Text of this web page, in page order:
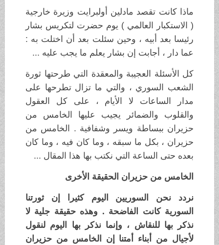
ماذا كانت تقصد مادلين أولبرايت وزيرة خارجية
( الاستكبار العالمي ) يوم حضرت لتكريس بشار
رئيسا بعد أبيه ، وحين سئلت بعد أن اختلت به :
عما دار ، أجابت إن بشار يعلم ما يجب عليه ...
كل الأسئلة العجيبة والمعقدة التي طرحتها ثورة
الشعب السوري ، والتي ما تزال تطرحها على
مدار الساعات لا الأيام ، على كل العقول
والقلوب والضمائر يجيب عليها الخامس من
حزيران ببساطة ويسر وشفافية . الخامس من
حزيران ، بكل ما سبقه ، وما كان فيه ، وما كان
بعده حتى الساعة التي نكتب بها هذا المقال ...
الخامس من حزيران الحقيقة الأخرى
نردد نحن السوريين اليوم كثيرا إن ثورتنا
السورية كانت الفاضحة . وهذه حقيقة جلية لا
نذكر بها للنقاش ، وإنما نذكر بها اليوم لنقول
لأجيال من أبناء أمتنا إن الخامس من حزيران